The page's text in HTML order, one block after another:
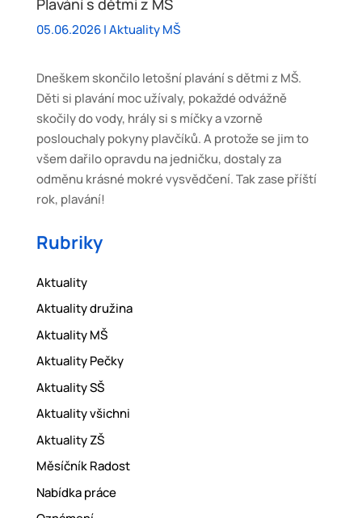
05.06.2026|Aktuality MŠ
Dneškem skončilo letošní plavání s dětmi z MŠ.
Děti si plavání moc užívaly, pokaždé odvážně
skočily do vody, hrály si s míčky a vzorně
poslouchaly pokyny plavčíků. A protože se jim to
všem dařilo opravdu na jedničku, dostaly za
odměnu krásné mokré vysvědčení. Tak zase příští
rok, plavání!
Rubriky
Aktuality
Aktuality družina
Aktuality MŠ
Aktuality Pečky
Aktuality SŠ
Aktuality všichni
Aktuality ZŠ
Měsíčník Radost
Nabídka práce